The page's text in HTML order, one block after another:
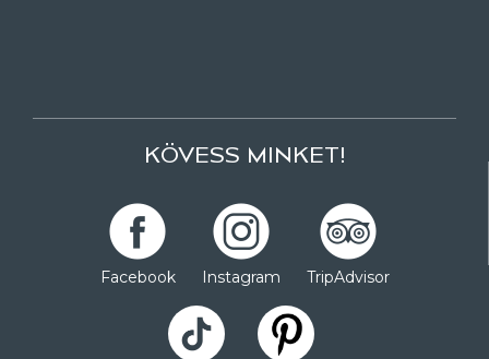
KÖVESS MINKET!
Facebook Instagram TripAdvisor